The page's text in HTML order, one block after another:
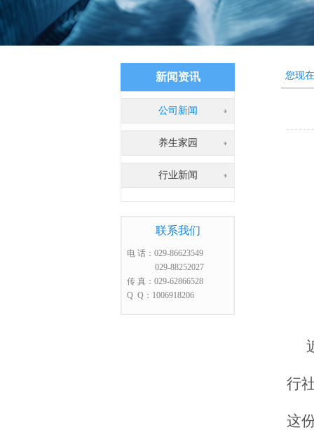
新闻资讯
公司新闻
养生家园
行业新闻
联系我们
电 话：029-86623549
029-88252027
传 真：029-62866528
Q Q：1006918206
您现
行
这